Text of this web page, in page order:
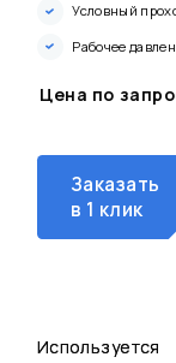
Условный
Рабочее
Цена по
Заказать
в 1 клик